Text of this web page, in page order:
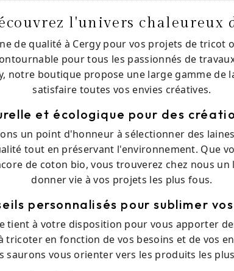
l'univers chaleureux
de qualité à Cergy pour vos projets de tricot
pour tous les passionnés de
notre boutique propose une large gamme de
satisfaire toutes vos envies créatives.
et écologique pour des
un point d'honneur à sélectionner des
tout en préservant l'environnement. Que
de coton bio, vous trouverez chez nous
donner vie à vos projets les plus fous.
personnalisés pour sublimer
tient à votre disposition pour vous apporter
tricoter en fonction de vos besoins et de vos
saurons vous orienter vers les produits les